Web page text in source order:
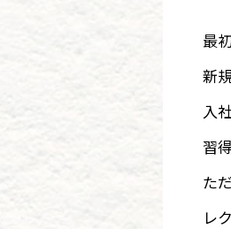
最
新
入
習
た
レ